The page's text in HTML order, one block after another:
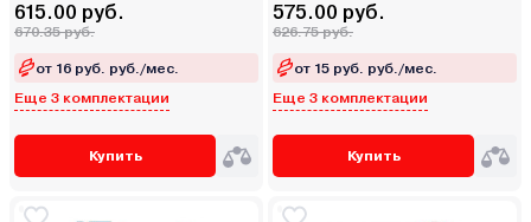
615.00 руб.
670.35 руб.
от 16 руб. руб./мес.
Еще 3 комплектации
Купить
575.00 руб.
626.75 руб.
от 15 руб. руб./мес.
Еще 3 комплектации
Купить